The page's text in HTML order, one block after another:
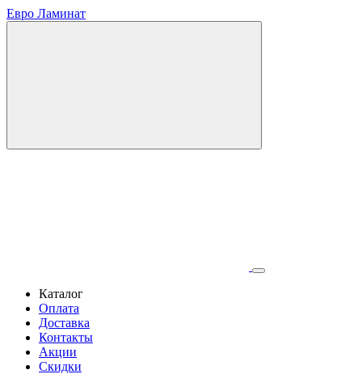
Евро Ламинат
Каталог
Оплата
Доставка
Контакты
Акции
Скидки